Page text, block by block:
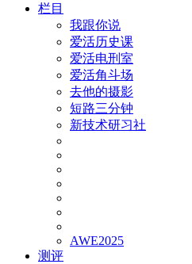
栏目
我跟你说
爱活历史课
爱活电刑室
爱活角斗场
去他的摄影
短路三分钟
新技术研习社
AWE2025
测评